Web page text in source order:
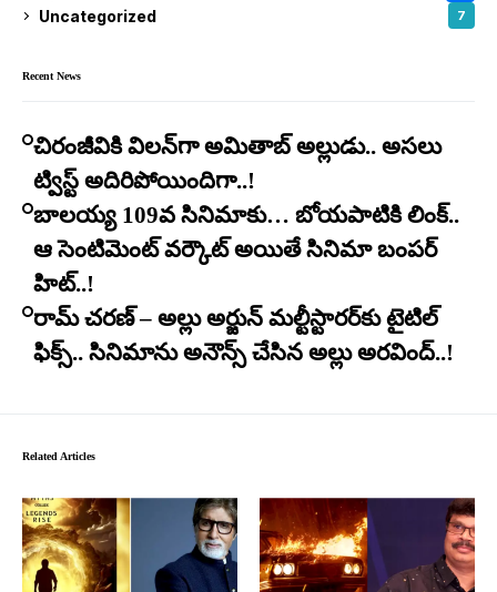
Uncategorized 7
Recent News
చిరంజీవికి విలన్‌గా అమితాబ్ అల్లుడు.. అసలు
ట్విస్ట్ అదిరిపోయిందిగా..!
బాలయ్య 109వ సినిమాకు… బోయపాటికి లింక్..
ఆ సెంటిమెంట్ వర్కౌట్ అయితే సినిమా బంపర్
హిట్..!
రామ్ చరణ్ – అల్లు అర్జున్ మల్టీస్టారర్​కు టైటిల్
ఫిక్స్.. సినిమాను అనౌన్స్ చేసిన అల్లు అరవింద్..!
Related Articles